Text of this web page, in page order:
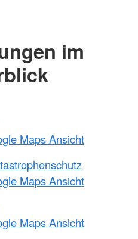
im
Maps Ansicht
Maps Ansicht
Maps Ansicht